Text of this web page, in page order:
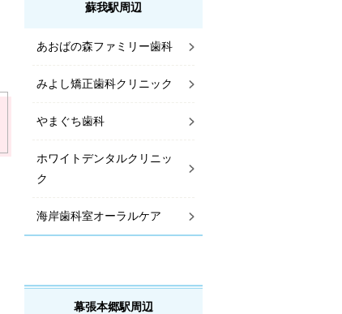
蘇我駅周辺
あおばの森ファミリー歯科
みよし矯正歯科クリニック
やまぐち歯科
ホワイトデンタルクリニッ
ク
海岸歯科室オーラルケア
幕張本郷駅周辺